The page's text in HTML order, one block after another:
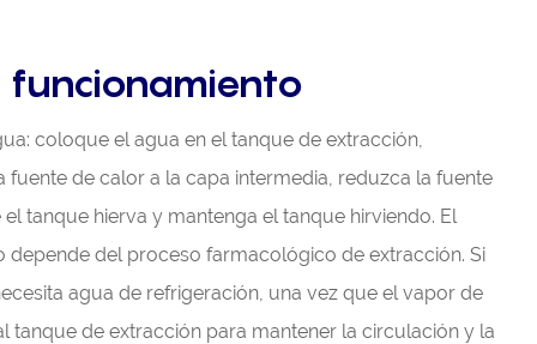
coloque el agua en el tanque de extracción,
fuente de calor a la capa intermedia, reduzca la fuente
tanque hierva y mantenga el tanque hirviendo. El
depende del proceso farmacológico de extracción. Si
agua de refrigeración, una vez que el vapor de
tanque de extracción para mantener la circulación y la